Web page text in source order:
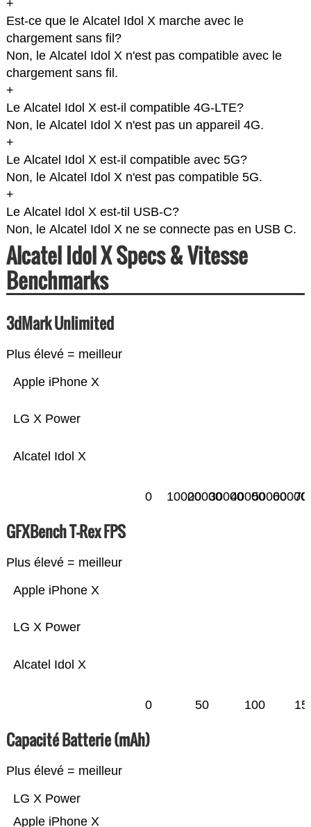
+
Est-ce que le Alcatel Idol X marche avec le
chargement sans fil?
Non, le Alcatel Idol X n'est pas compatible avec le
chargement sans fil.
+
Le Alcatel Idol X est-il compatible 4G-LTE?
Non, le Alcatel Idol X n'est pas un appareil 4G.
+
Le Alcatel Idol X est-il compatible avec 5G?
Non, le Alcatel Idol X n'est pas compatible 5G.
+
Le Alcatel Idol X est-til USB-C?
Non, le Alcatel Idol X ne se connecte pas en USB C.
Alcatel Idol X Specs & Vitesse
Benchmarks
3dMark Unlimited
Plus élevé = meilleur
Alcatel Idol X
LG X Power
Apple iPhone X
0 100002000030000400005000060000
GFXBench T-Rex FPS
Plus élevé = meilleur
Alcatel Idol X
LG X Power
Apple iPhone X
0 50 100
Capacité Batterie (mAh)
Plus élevé = meilleur
Apple iPhone X
LG X Power